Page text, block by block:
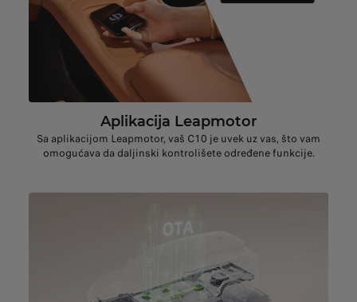
Aplikacija Leapmotor
Sa aplikacijom Leapmotor, vaš C10 je uvek uz vas, što vam
omogućava da daljinski kontrolišete određene funkcije.